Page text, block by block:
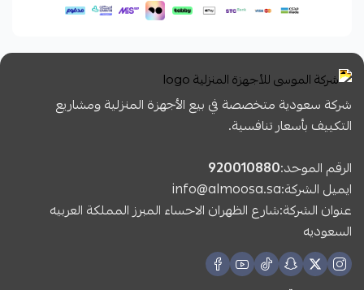
شركة سعودية متخصصة في بيع الأجهزة المنزلية ومشاريع
التكييف بأسعار تنافسية.
الرقم الموحد:920010880
ايميل الشركة:info@almoosa.sa
عنوان الشركة:شارع الظهران الاحساء المبرز المملكة العربيه
السعوديه